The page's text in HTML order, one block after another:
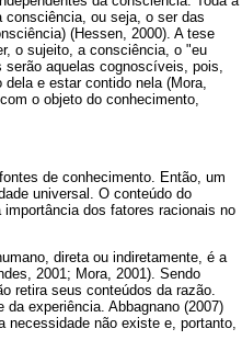
consciência, ou seja, o ser das
(Hessen, 2000). A tese
o sujeito, a consciência, o "eu
aquelas cognoscíveis, pois,
e estar contido nela (Mora,
o objeto do conhecimento,
de conhecimento. Então, um
universal. O conteúdo do
dos fatores racionais no
direta ou indiretamente, é a
2001; Mora, 2001). Sendo
retira seus conteúdos da razão.
experiência. Abbagnano (2007)
necessidade não existe e, portanto,